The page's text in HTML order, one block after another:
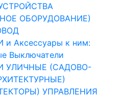
ОБОРУДОВАНИЕ)
Аксессуары к ним:
Выключатели
УЛИЧНЫЕ (САДОВО-
УПРАВЛЕНИЯ